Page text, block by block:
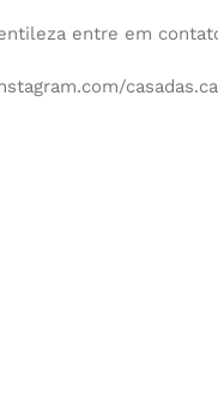
entre em